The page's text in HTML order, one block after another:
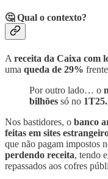
🤔 Qual o contexto?
A receita da Caixa com
uma queda de 29%
Por outro lado… o
bilhões só no 1T25.
Nos bastidores, o banco
feitas em sites
que não pagam impostos
perdendo receita, tendo
repassados aos cofres